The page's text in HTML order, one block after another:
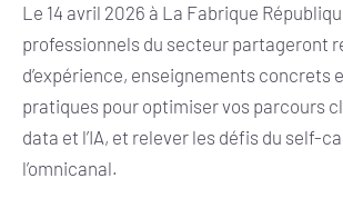
Le 14 avril 2026 à La Fabrique
professionnels du secteur partageront
d’expérience, enseignements concrets
pratiques pour optimiser vos parcours
data et l’IA, et relever les défis du self-
l’omnicanal.